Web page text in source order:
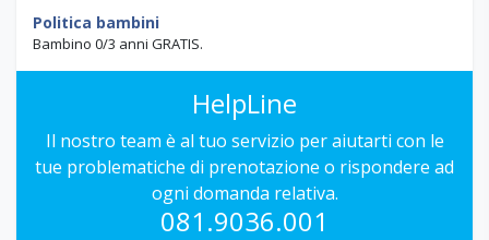
Politica bambini
Bambino 0/3 anni GRATIS.
HelpLine
Il nostro team è al tuo servizio per aiutarti con le
tue problematiche di prenotazione o rispondere ad
ogni domanda relativa.
081.9036.001